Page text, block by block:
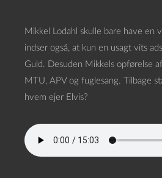
Mikkel Lodahl skulle bare have en
indser også, at kun en usagt vits
Guld. Desuden Mikkels opførelse
MTU, APV og fuglesang. Tilbage
hvem ejer Elvis?